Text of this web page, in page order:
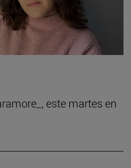
este martes en